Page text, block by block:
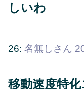
しいわ
26: 名無しさん
移動速度特